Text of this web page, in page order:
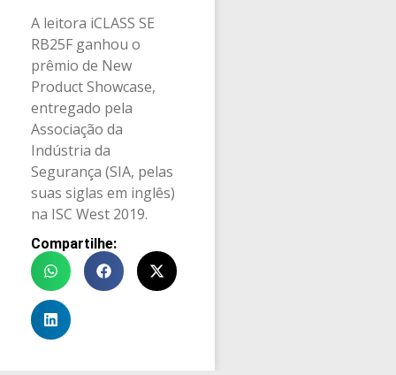
A leitora iCLASS SE
RB25F ganhou o
prêmio de New
Product Showcase,
entregado pela
Associação da
Indústria da
Segurança (SIA, pelas
suas siglas em inglês)
na ISC West 2019.
Compartilhe: